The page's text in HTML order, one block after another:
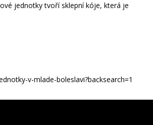
jednotky tvoří sklepní kóje, která je
v-mlade-boleslavi?backsearch=1